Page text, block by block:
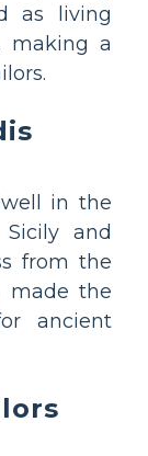
as living
making a
in the
and
from the
made the
ancient